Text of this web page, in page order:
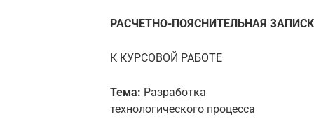
РАСЧЕТНО-ПОЯСНИТЕЛЬНАЯ
К КУРСОВОЙ РАБОТЕ
Тема: Разработка
технологического процесса